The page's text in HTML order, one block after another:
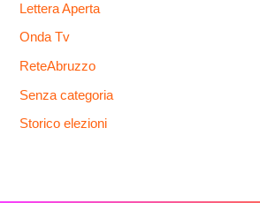
Lettera Aperta
Onda Tv
ReteAbruzzo
Senza categoria
Storico elezioni